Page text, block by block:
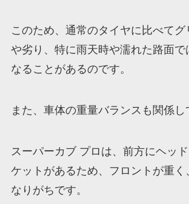
このため、通常のタイヤに比べてグ
や劣り、特に雨天時や濡れた路面で
なることがあるのです。
また、車体の重量バランスも関係し
スーパーカブ プロは、前方にヘッ
ケットがあるため、フロントが重く
なりがちです。